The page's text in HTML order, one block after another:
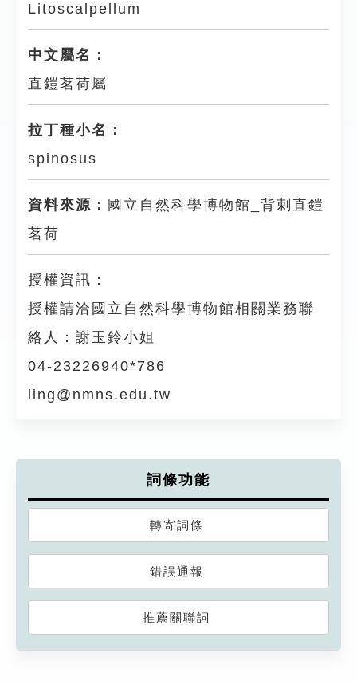
Litoscalpellum
中文屬名：
直鎧茗荷屬
拉丁種小名：
spinosus
資料來源： 國立自然科學博物館_背刺直鎧
茗荷
授權資訊：
授權請洽國立自然科學博物館相關業務聯
絡人：謝玉鈴小姐
04-23226940*786
ling@nmns.edu.tw
詞條功能
轉寄詞條
錯誤通報
推薦關聯詞